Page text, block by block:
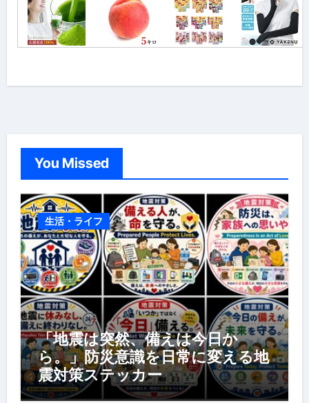
You Missed
生活・ライフ
「地震は突然、備えは今日か
ら。」防災意識を日常に変える地
震対策ステッカー